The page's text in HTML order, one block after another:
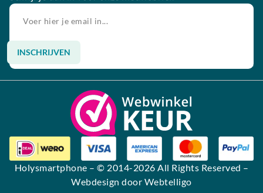
INSCHRIJVEN
Alternative:
Holysmartphone – © 2014-2026 All Rights Reserved –
Webdesign door Webtelligo